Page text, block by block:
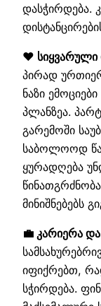
დასჭირდება.
❤️
პირად
ნაზი
პლანზეა.
გარემოში
საბოლოოდ
ყურადღება
მინიშნებებს
💼 კარიერა
იფიქრებთ,
სჭირდება.